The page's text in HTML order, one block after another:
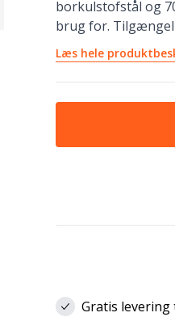
borkulstofstål og
brug for.
Læs hele
Gratis levering